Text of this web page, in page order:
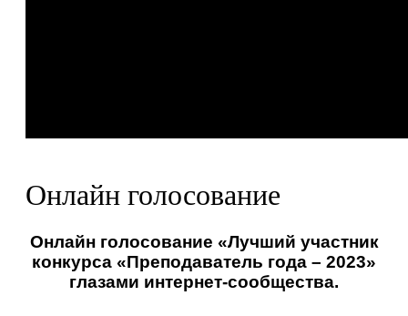
Онлайн голосование
Онлайн голосование «Лучший участник
конкурса «Преподаватель года – 2023»
глазами интернет-сообщества.